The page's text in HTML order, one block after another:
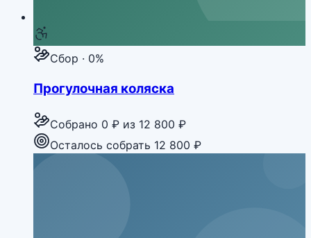
Сбор · 0%
Прогулочная коляска
Собрано 0 ₽ из 12 800 ₽
Осталось собрать 12 800 ₽